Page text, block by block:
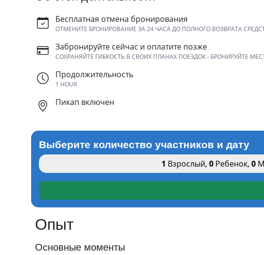
Бесплатная отмена бронирования
ОТМЕНИТЕ БРОНИРОВАНИЕ ЗА 24 ЧАСА ДО ПОЛНОГО ВОЗВРАТА
Забронируйте сейчас и оплатите позже
СОХРАНЯЙТЕ ГИБКОСТЬ В СВОИХ ПЛАНАХ ПОЕЗДОК - БРОНИРУЙТЕ
Продолжительность
1 HOUR
Пикап включен
Выберите количество участников и дату
1 Взрослый,0 Ребенок,0
Опыт
Основные моменты